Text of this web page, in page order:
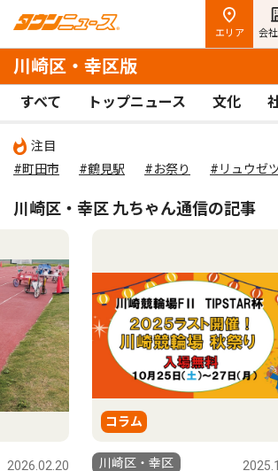
エリア 会
川崎区・幸区版
すべて トップニュース 文化
注目
#町田市
#鶴見駅 #お祭り #リュウゼ
川崎区・幸区 九ちゃん通信の記事
2025.10.17
コラム
川崎区・幸区